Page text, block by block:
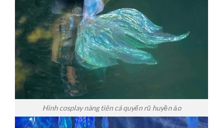
Hình cosplay nàng tiên cá quyến rũ huyền ảo